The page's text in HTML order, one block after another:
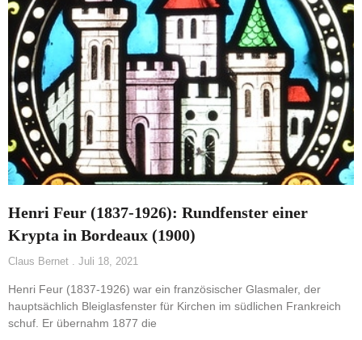
Henri Feur (1837-1926): Rundfenster einer
Krypta in Bordeaux (1900)
Claus Bernet Juli 18, 2021
Henri Feur (1837-1926) war ein französischer Glasmaler, der
hauptsächlich Bleiglasfenster für Kirchen im südlichen Frankreich
schuf. Er übernahm 1877 die